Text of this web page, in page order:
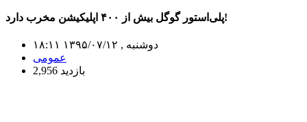
پلی‌استور گوگل بیش از ۴۰۰ اپلیکیشن مخرب دارد!
دوشنبه , ۱۳۹۵/۰۷/۱۲ ۱۸:۱۱
عمومی
2,956 بازدید